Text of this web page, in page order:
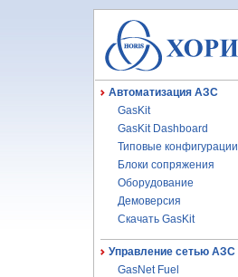
Автоматизация АЗС
GasKit
GasKit Dashboard
Типовые конфигурации
Блоки сопряжения
Оборудование
Демоверсия
Скачать GasKit
Управление сетью АЗС
GasNet Fuel